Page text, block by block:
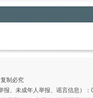
制必究
报、未成年人举报、谣言信息